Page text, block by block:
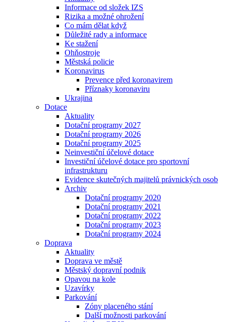
Informace od složek IZS
Rizika a možné ohrožení
Co mám dělat když
Důležité rady a informace
Ke stažení
Ohňostroje
Městská policie
Koronavirus
Prevence před koronavirem
Příznaky koronaviru
Ukrajina
Dotace
Aktuality
Dotační programy 2027
Dotační programy 2026
Dotační programy 2025
Neinvestiční účelové dotace
Investiční účelové dotace pro sportovní
infrastrukturu
Evidence skutečných majitelů právnických osob
Archiv
Dotační programy 2020
Dotační programy 2021
Dotační programy 2022
Dotační programy 2023
Dotační programy 2024
Doprava
Aktuality
Doprava ve městě
Městský dopravní podnik
Opavou na kole
Uzavírky
Parkování
Zóny placeného stání
Další možnosti parkování